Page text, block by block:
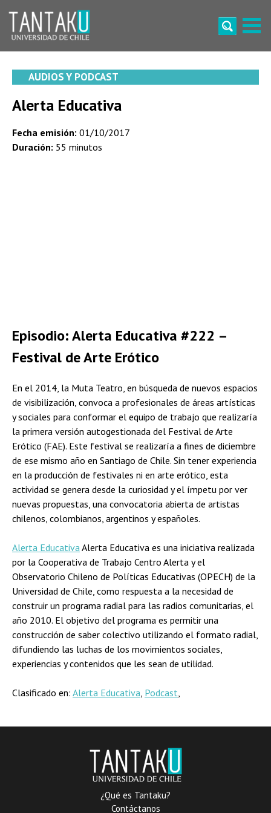
content
AUDIOS Y PODCAST
Alerta Educativa
Fecha emisión: 01/10/2017
Duración: 55 minutos
Episodio: Alerta Educativa #222 –
Festival de Arte Erótico
En el 2014, la Muta Teatro, en búsqueda de nuevos espacios
de visibilización, convoca a profesionales de áreas artísticas
y sociales para conformar el equipo de trabajo que realizaría
la primera versión autogestionada del Festival de Arte
Erótico (FAE). Este festival se realizaría a fines de diciembre
de ese mismo año en Santiago de Chile. Sin tener experiencia
en la producción de festivales ni en arte erótico, esta
actividad se genera desde la curiosidad y el ímpetu por ver
nuevas propuestas, una convocatoria abierta de artistas
chilenos, colombianos, argentinos y españoles.
Alerta EducativaAlerta Educativa es una iniciativa realizada
por la Cooperativa de Trabajo Centro Alerta y el
Observatorio Chileno de Políticas Educativas (OPECH) de la
Universidad de Chile, como respuesta a la necesidad de
construir un programa radial para las radios comunitarias, el
año 2010. El objetivo del programa es permitir una
construcción de saber colectivo utilizando el formato radial,
difundiendo las luchas de los movimientos sociales,
experiencias y contenidos que les sean de utilidad.
Clasificado en: Alerta Educativa, Podcast,
¿Qué es Tantaku?
Contáctanos